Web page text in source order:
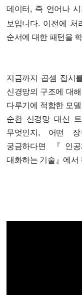
데이터, 즉 언어나 시
보입니다. 이전에 처
순서에 대한 패턴을
지금까지 곱셈 접시
신경망의 구조에 대
다루기에 적합한 모
순환 신경망 대신
무엇인지, 어떤
궁금하다면 『인
대화하는 기술』에서